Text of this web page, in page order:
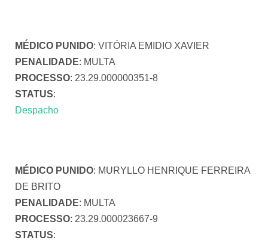
MÉDICO PUNIDO: VITÓRIA EMIDIO XAVIER
PENALIDADE: MULTA
PROCESSO: 23.29.000000351-8
STATUS:
Despacho
MÉDICO PUNIDO: MURYLLO HENRIQUE FERREIRA
DE BRITO
PENALIDADE: MULTA
PROCESSO: 23.29.000023667-9
STATUS: